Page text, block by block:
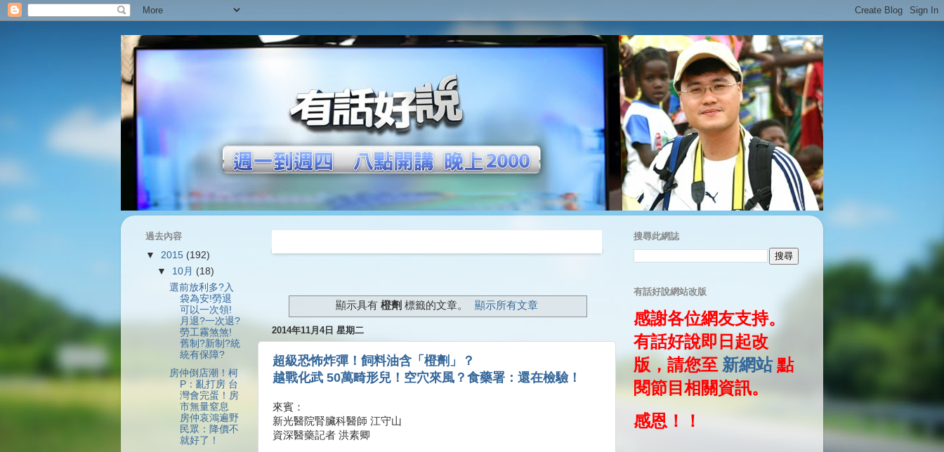
顯示具有橙劑 標籤的文章。 顯示所有文章
2014年11月4日 星期二
超級恐怖炸彈！飼料油含「橙劑」？
越戰化武 50萬畸形兒！空穴來風？食藥署：還在檢驗！
來賓：
新光醫院腎臟科醫師 江守山
資深醫藥記者 洪素卿
過去內容
▼ 2015 (192)
▼ 10月 (18)
選前放利多?入
袋為安!勞退
可以一次領!
月退?一次退?
勞工霧煞煞!
舊制?新制?統
統有保障?
房仲倒店潮！柯
P：亂打房 台
灣會完蛋！房
市無量窒息
房仲哀鴻遍野
民眾：降價不
就好了！
搜尋此網誌
有話好說網站改版
感謝各位網友支持。
有話好說即日起改
版，請您至 新網站點
閱節目相關資訊。
感恩！！